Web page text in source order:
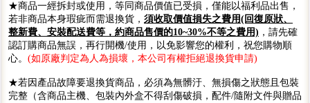
★商品一經拆封或使用，等同商品價值已受損，僅能以福利品出售，
若非商品本身瑕疵而需退換貨， 須收取價值損失之費用(回復原狀、
整新費、安裝配送費等，約商品售價的10~30%不等之費用) ，請先確
認訂購商品無誤，再行開機/使用，以免影響您的權利，祝您購物順
心。 (如原廠判定為人為損壞，本公司有權拒絕退換貨申請)
★若因產品故障要退換貨商品，必須為無髒汙、無損傷之狀態且包裝
完整（含商品主機、包裝內外盒不得刮傷破損，配件/隨附文件與贈品